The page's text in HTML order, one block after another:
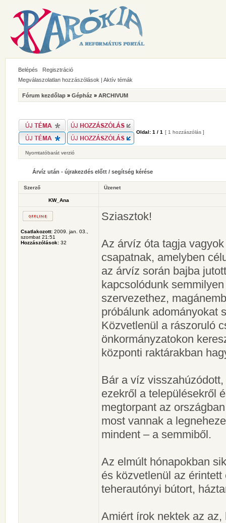
Belépés
Regisztráció
Megválaszolatlan hozzászólások | Aktív témák
Fórum kezdőlap » Gépház » ARCHIVUM
Oldal: 1 / 1 [ 1 hozzászólás ]
Nyomtatóbarát verzió
Árvíz után - újrakezdés előtt / segítség kérése
Szerző Üzenet
KW_Ana
Csatlakozott: 2009. jan. 03.,
szombat 21:51
Hozzászólások: 32
Sziasztok!
Az árvíz óta tagja
csapatnak, amelyben
az árvíz során bajba
kapcsolódunk
szervezethez,
próbálunk adományokat
Közvetlenül a rászoruló
önkormányzatokon
központi raktárakban
Bár a víz
ezekről a településekről
megtorpant az
most vannak a
mindent – a semmiből.
Az elmúlt hónapokban
és közvetlenül az
teherautónyi bútort,
Amiért írok nektek az